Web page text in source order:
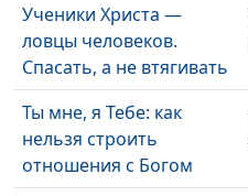
Ученики Христа —
ловцы человеков.
Спасать, а не втягивать
Ты мне, я Тебе: как
нельзя строить
отношения с Богом